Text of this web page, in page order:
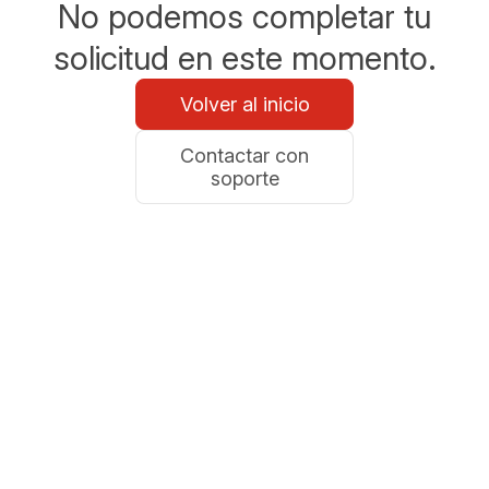
No podemos completar tu
solicitud en este momento.
Volver al inicio
Contactar con
soporte